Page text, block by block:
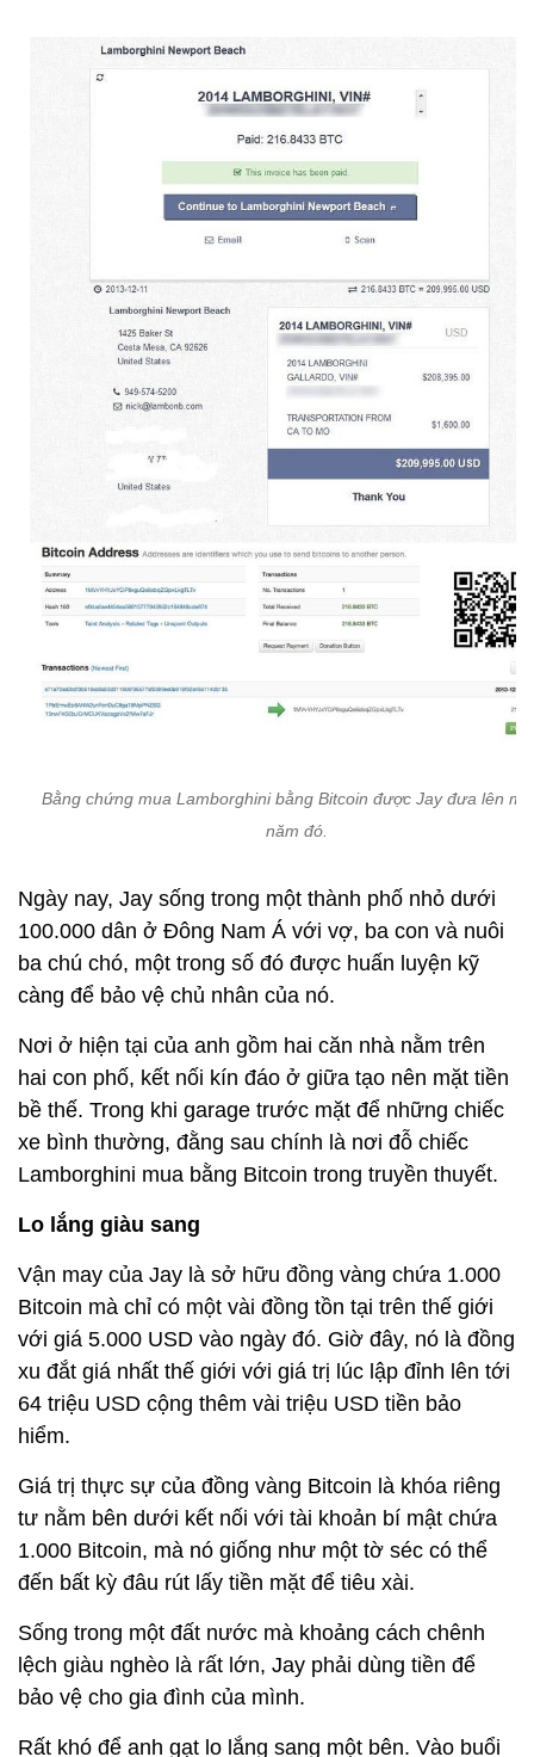
Bằng chứng mua Lamborghini bằng Bitcoin được Jay đưa lên
năm đó.
Ngày nay, Jay sống trong một thành phố nhỏ dưới
100.000 dân ở Đông Nam Á với vợ, ba con và nuôi
ba chú chó, một trong số đó được huấn luyện kỹ
càng để bảo vệ chủ nhân của nó.
Nơi ở hiện tại của anh gồm hai căn nhà nằm trên
hai con phố, kết nối kín đáo ở giữa tạo nên mặt tiền
bề thế. Trong khi garage trước mặt để những chiếc
xe bình thường, đằng sau chính là nơi đỗ chiếc
Lamborghini mua bằng Bitcoin trong truyền thuyết.
Lo lắng giàu sang
Vận may của Jay là sở hữu đồng vàng chứa 1.000
Bitcoin mà chỉ có một vài đồng tồn tại trên thế giới
với giá 5.000 USD vào ngày đó. Giờ đây, nó là đồng
xu đắt giá nhất thế giới với giá trị lúc lập đỉnh lên tới
64 triệu USD cộng thêm vài triệu USD tiền bảo
hiểm.
Giá trị thực sự của đồng vàng Bitcoin là khóa riêng
tư nằm bên dưới kết nối với tài khoản bí mật chứa
1.000 Bitcoin, mà nó giống như một tờ séc có thể
đến bất kỳ đâu rút lấy tiền mặt để tiêu xài.
Sống trong một đất nước mà khoảng cách chênh
lệch giàu nghèo là rất lớn, Jay phải dùng tiền để
bảo vệ cho gia đình của mình.
Rất khó để anh gạt lo lắng sang một bên. Vào buổi